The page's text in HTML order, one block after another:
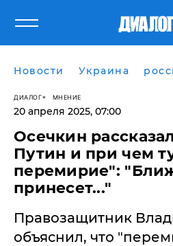
Новости Украина
ДИАЛОГ МНЕНИЕ
20 апреля 2025, 07:00
Осечкин
Путин и при чем
перемирие":
принесет..."
Правозащитник
объяснил, что